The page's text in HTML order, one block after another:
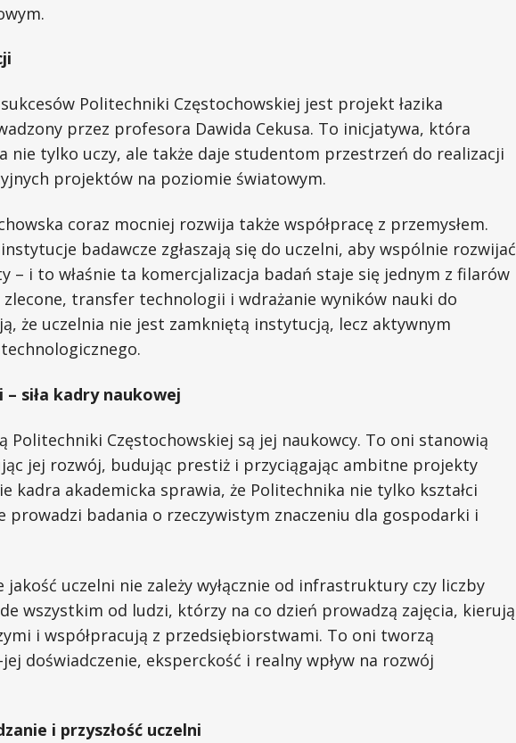
Politechniki Częstochowskiej jest projekt łazika
przez profesora Dawida Cekusa. To inicjatywa, która
nie tylko uczy, ale także daje studentom przestrzeń do realizacji
projektów na poziomie światowym.
coraz mocniej rozwija także współpracę z przemysłem.
badawcze zgłaszają się do uczelni, aby wspólnie rozwijać
– i to właśnie ta komercjalizacja badań staje się jednym z filarów
zlecone, transfer technologii i wdrażanie wyników nauki do
że uczelnia nie jest zamkniętą instytucją, lecz aktywnym
siła kadry naukowej
Politechniki Częstochowskiej są jej naukowcy. To oni stanowią
jej rozwój, budując prestiż i przyciągając ambitne projekty
kadra akademicka sprawia, że Politechnika nie tylko kształci
prowadzi badania o rzeczywistym znaczeniu dla gospodarki i
jakość uczelni nie zależy wyłącznie od infrastruktury czy liczby
wszystkim od ludzi, którzy na co dzień prowadzą zajęcia, kierują
i współpracują z przedsiębiorstwami. To oni tworzą
doświadczenie, eksperckość i realny wpływ na rozwój
i przyszłość uczelni